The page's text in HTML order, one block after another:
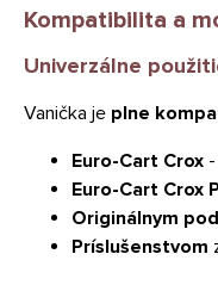
Kompatibilita a
Univerzálne
Vanička je plne
Euro-Cart Crox
Euro-Cart Crox
Originálnym
Príslušenstvom